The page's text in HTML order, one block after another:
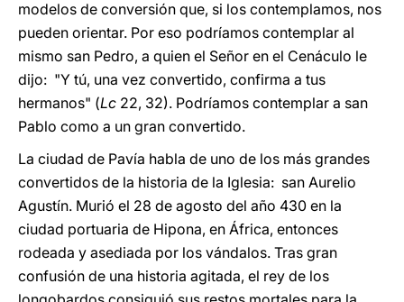
modelos de conversión que, si los contemplamos, nos
pueden orientar. Por eso podríamos contemplar al
mismo san Pedro, a quien el Señor en el Cenáculo le
dijo: "Y tú, una vez convertido, confirma a tus
hermanos" (Lc 22, 32). Podríamos contemplar a san
Pablo como a un gran convertido.
La ciudad de Pavía habla de uno de los más grandes
convertidos de la historia de la Iglesia: san Aurelio
Agustín. Murió el 28 de agosto del año 430 en la
ciudad portuaria de Hipona, en África, entonces
rodeada y asediada por los vándalos. Tras gran
confusión de una historia agitada, el rey de los